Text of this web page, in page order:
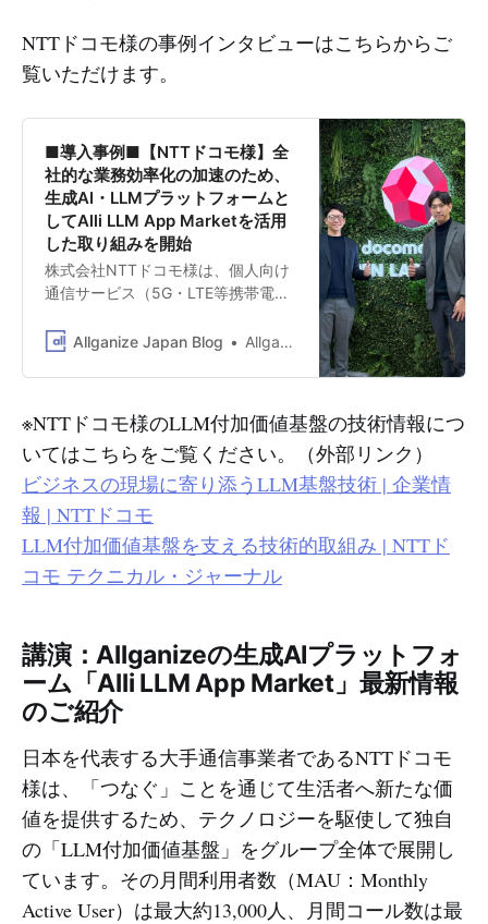
NTTドコモ様の事例インタビューはこちらからご
覧いただけます。
■導入事例■【NTTドコモ様】全
社的な業務効率化の加速のため、
生成AI・LLMプラットフォームと
してAlli LLM App Marketを活用
した取り組みを開始
株式会社NTTドコモ様は、個人向け
通信サービス（5G・LTE等携帯電話
スなど）や端末機器を提供するコン
スやコンテンツライフスタイルサー
サービス・ドコモでんきなど）など
を提供するスマートライフ事業、法
人向けの通信サービス（5G・LTE等
携帯電話サービス、ユビキタスサー
ビス、衛星電話サービスなど）や端
末機器、オフィスリンクなど、通信
を中心に多岐に渡るサービスを展開
されています。 生成AI・LLMには
層の業務活用を目指した施策の1つと
して、Allganizeの生成AI・LLMアプ
リプラットフォーム「Alli LLM App
Market」を採用いただきました。
NTTドコモ社内での生成AI活用を推
進されている、R&Dイノベーション
本部 サービスイノベーション部 事業
共創担当 主査 中村様、同主査 笛田
様、稲子様にお話を伺いました。 目
次 * これまでの生成AIに関するNTT
ドコモ様のお取り組み * プロ
Allganize Japan Blog Allganize Japan
※NTTドコモ様のLLM付加価値基盤の技術情報につ
いてはこちらをご覧ください。（外部リンク）
ビジネスの現場に寄り添うLLM基盤技術 | 企業情
報 | NTTドコモ
LLM付加価値基盤を支える技術的取組み | NTTド
コモ テクニカル・ジャーナル
講演：Allganizeの生成AIプラットフォ
ーム「Alli LLM App Market」最新情報
のご紹介
日本を代表する大手通信事業者であるNTTドコモ
様は、「つなぐ」ことを通じて生活者へ新たな価
値を提供するため、テクノロジーを駆使して独自
の「LLM付加価値基盤」をグループ全体で展開し
ています。その月間利用者数（MAU：Monthly
Active User）は最大約13,000人、月間コール数は最